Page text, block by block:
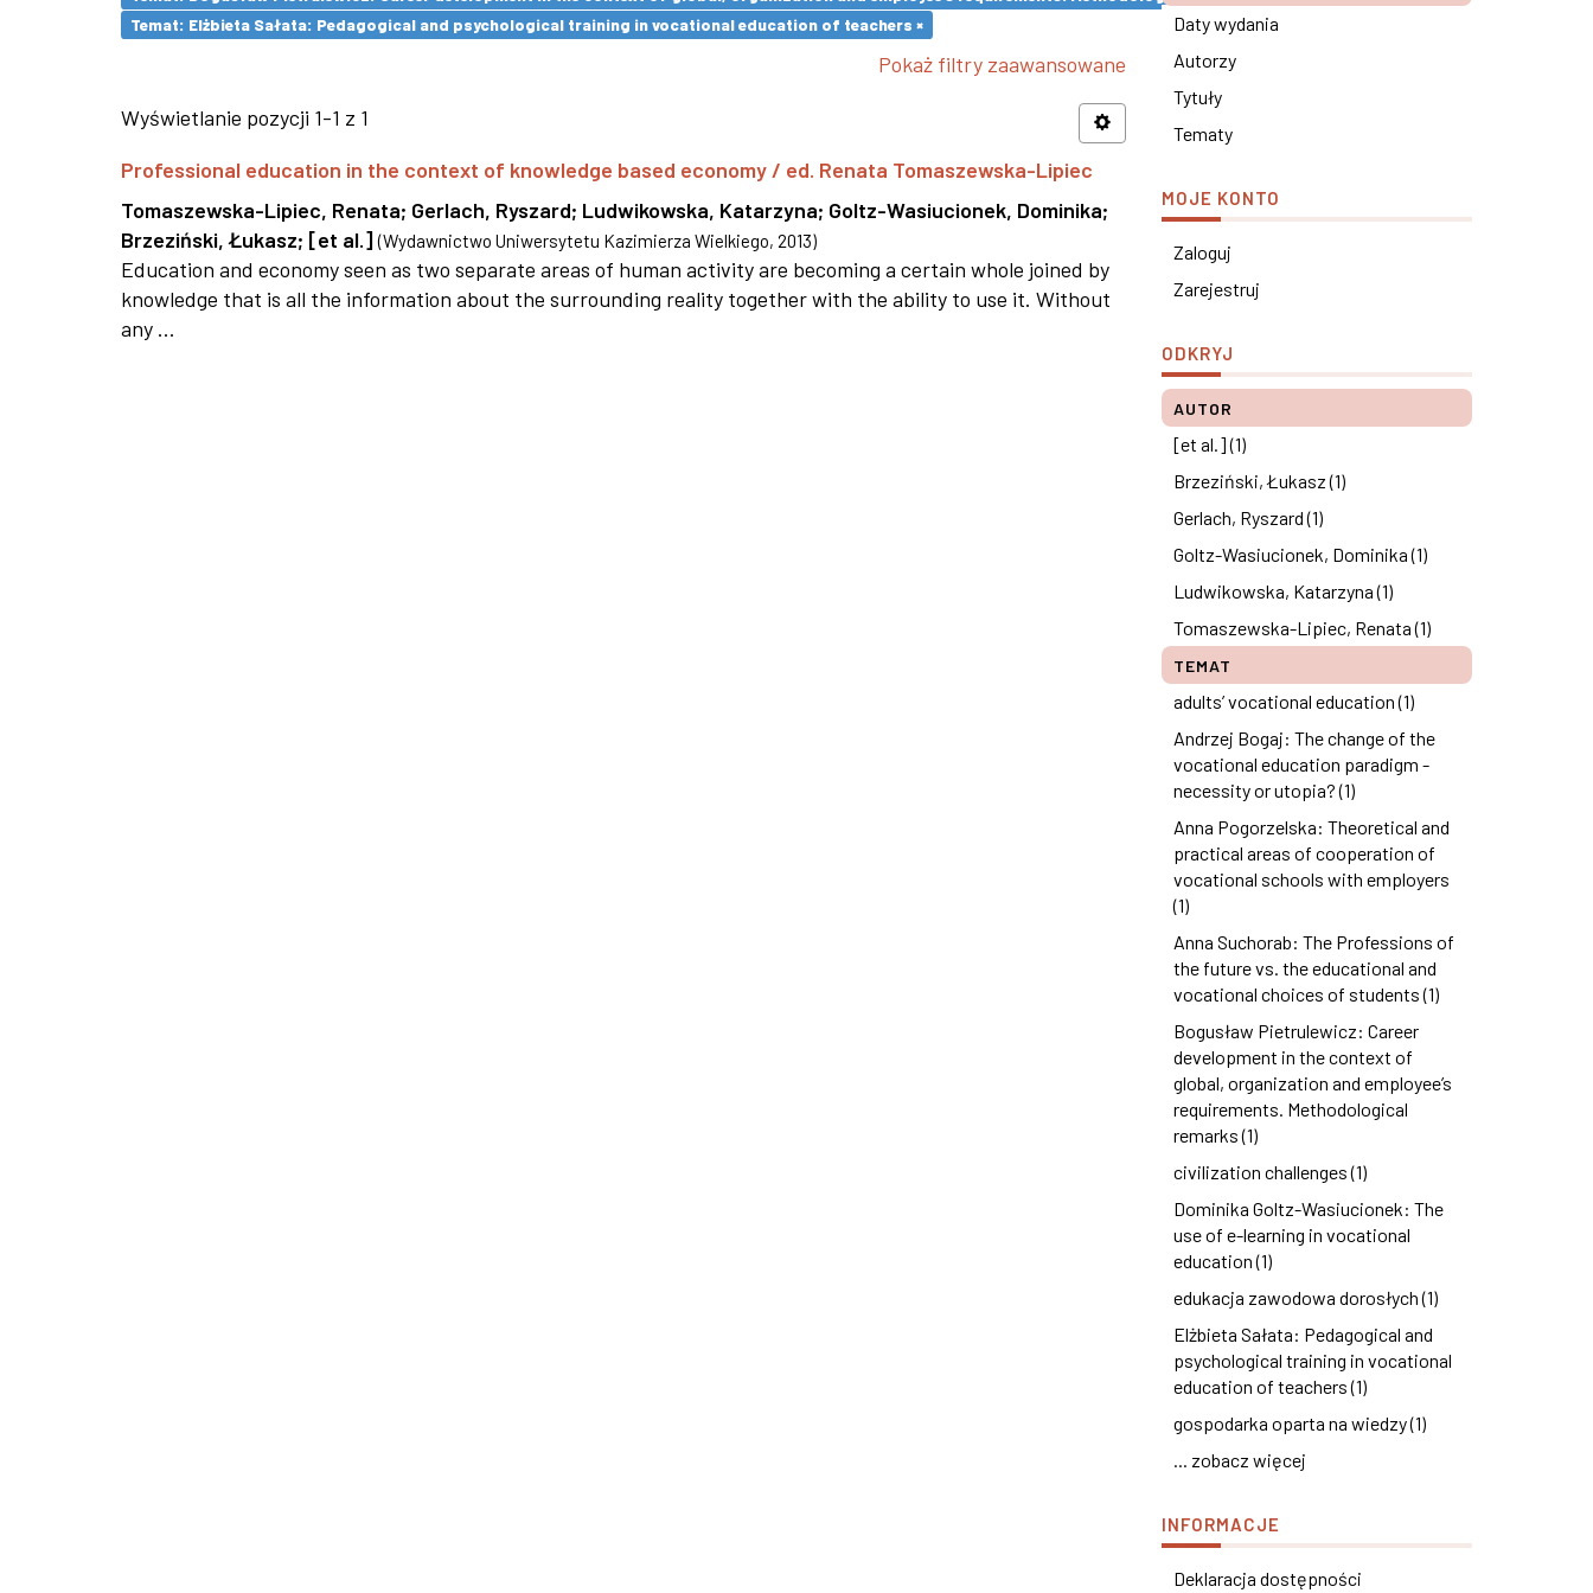
Temat: Elżbieta Sałata: Pedagogical and psychological training in vocational education of teachers ×
Pokaż filtry zaawansowane
Wyświetlanie pozycji 1-1 z 1
Professional education in the context of knowledge based economy / ed. Renata Tomaszewska-Lipiec
Tomaszewska-Lipiec, Renata; Gerlach, Ryszard; Ludwikowska, Katarzyna; Goltz-Wasiucionek, Dominika;
Brzeziński, Łukasz; [et al.] (Wydawnictwo Uniwersytetu Kazimierza Wielkiego, 2013)
Education and economy seen as two separate areas of human activity are becoming a certain whole joined by
knowledge that is all the information about the surrounding reality together with the ability to use it. Without
any ...
Daty wydania
Autorzy
Tytuły
Tematy
MOJE KONTO
Zaloguj
Zarejestruj
ODKRYJ
AUTOR
[et al.] (1)
Brzeziński, Łukasz (1)
Gerlach, Ryszard (1)
Goltz-Wasiucionek, Dominika (1)
Ludwikowska, Katarzyna (1)
Tomaszewska-Lipiec, Renata (1)
TEMAT
adults’ vocational education (1)
Andrzej Bogaj: The change of the
vocational education paradigm -
necessity or utopia? (1)
Anna Pogorzelska: Theoretical and
practical areas of cooperation of
vocational schools with employers
(1)
Anna Suchorab: The Professions of
the future vs. the educational and
vocational choices of students (1)
Bogusław Pietrulewicz: Career
development in the context of
global, organization and employee’s
requirements. Methodological
remarks (1)
civilization challenges (1)
Dominika Goltz-Wasiucionek: The
use of e-learning in vocational
education (1)
edukacja zawodowa dorosłych (1)
Elżbieta Sałata: Pedagogical and
psychological training in vocational
education of teachers (1)
gospodarka oparta na wiedzy (1)
... zobacz więcej
INFORMACJE
Deklaracja dostępności